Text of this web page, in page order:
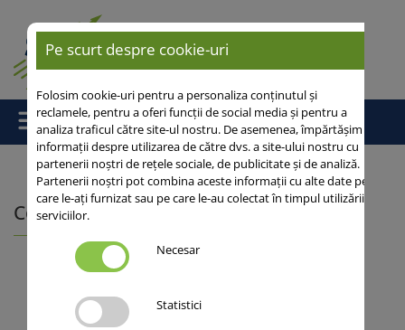
Contacte
Management
Pe scurt despre cookie-uri
Folosim cookie-uri pentru a personaliza conținutul și
reclamele, pentru a oferi funcții de social media și pentru a
analiza traficul către site-ul nostru. De asemenea, împărtășim
informații despre utilizarea de către dvs. a site-ului nostru cu
partenerii noștri de rețele sociale, de publicitate și de analiză.
Partenerii noștri pot combina aceste informații cu alte date pe
care le-ați furnizat sau pe care le-au colectat în timpul utilizării
serviciilor.
Necesar
Statistici